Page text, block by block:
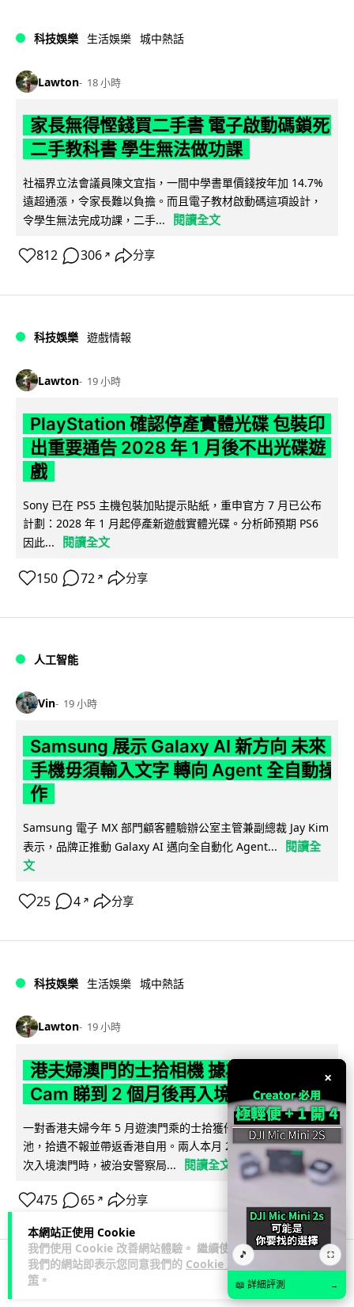
本網站正使用 Cookie
我們使用 Cookie 改善網站體驗。 繼續使用
我們的網站即表示您同意我們的 Cookie 政
策 。
科技娛樂 生活娛樂 城中熱話
Lawton 18 小時
家長無得慳錢買二手書 電子啟動碼鎖死
二手教科書 學生無法做功課
社福界立法會議員陳文宜指，一間中學書單價錢按年加 14.7%
遠超通漲，令家長難以負擔。而且電子教材啟動碼這項設計，
令學生無法完成功課，二手...
閱讀全文
812 306 ↗ 分享
科技娛樂 遊戲情報
Lawton 19 小時
PlayStation 確認停產實體光碟 包裝印
出重要通告 2028 年 1 月後不出光碟遊
戲
Sony 已在 PS5 主機包裝加貼提示貼紙，重申官方 7 月已公布
計劃：2028 年 1 月起停產新遊戲實體光碟。分析師預期 PS6
因此...
閱讀全文
150 72 ↗ 分享
人工智能
Vin 19 小時
Samsung 展示 Galaxy AI 新方向 未來
手機毋須輸入文字 轉向 Agent 全自動操
作
Samsung 電子 MX 部門顧客體驗辦公室主管兼副總裁 Jay Kim
表示，品牌正推動 Galaxy AI 邁向全自動化 Agent...
閱讀全
文
25 4 ↗ 分享
科技娛樂 生活娛樂 城中熱話
Lawton 19 小時
港夫婦澳門的士拾相機 據為己有被的士
Cam 睇到 2 個月後再入境被捕
一對香港夫婦今年 5 月遊澳門乘的士拾獲他人遺留相機及電
池，拾遺不報並帶返香港自用。兩人本月 2 日經港珠澳大橋再
次入境澳門時，被治安警察局...
閱讀全文
475 65 ↗ 分享
3C科技
×
🎵 ⛶
📖 詳細評測 →